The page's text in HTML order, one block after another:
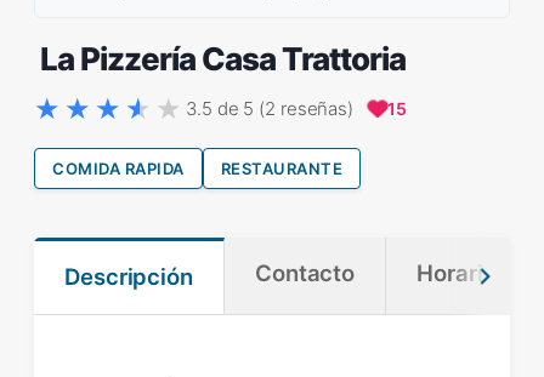
La Pizzería Casa Trattoria
3.5 de 5 (2 reseñas) 15
COMIDA RAPIDA RESTAURANTE
Descripción Contacto Horario